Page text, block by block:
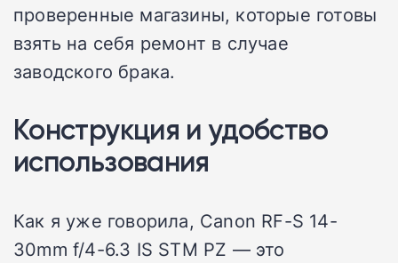
проверенные магазины, которые готовы
взять на себя ремонт в случае
заводского брака.
Конструкция и удобство
использования
Как я уже говорила, Canon RF-S 14-
30mm f/4-6.3 IS STM PZ — это